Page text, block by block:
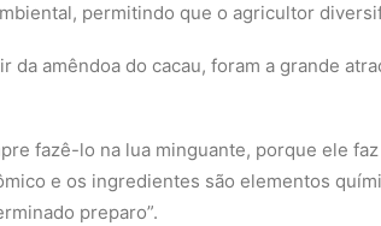
permitindo que o agricultor
amêndoa do cacau, foram a grande
fazê-lo na lua minguante, porque ele
e os ingredientes são elementos
preparo”.